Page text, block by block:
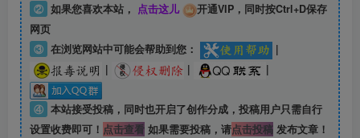
② 如果您喜欢本站， 点击这儿
开通VIP，同时按Ctrl+D保存
网页
③ 在浏览网站中可能会帮助到您：
|
|
| |
④ 本站接受投稿，同时也开启了创作分成，投稿用户只需自行
设置收费即可！ 点击查看如果需要投稿，请点击投稿发布文章！